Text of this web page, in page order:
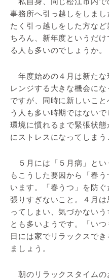
事務所へ引っ越しをしま
たく引っ越しをした方な
ちろん、新年度というだ
る人も多いのでしょうか。
年度始めの４月は新たな
レンジする大きな機会に
ですが、同時に新しいこ
う人も多い時期ではない
環境に慣れるまで緊張状
にストレスになってしま
５月には「５月病」とい
もこうした要因から「春
います。「春うつ」を防
張りすぎないこと。４月
ってしまい、気づかない
とも多いようです。「い
日には家でリラックスで
ましょう。
朝のリラックスタイムの